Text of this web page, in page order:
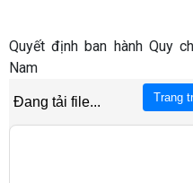
Quyết định ban hành Quy
Nam